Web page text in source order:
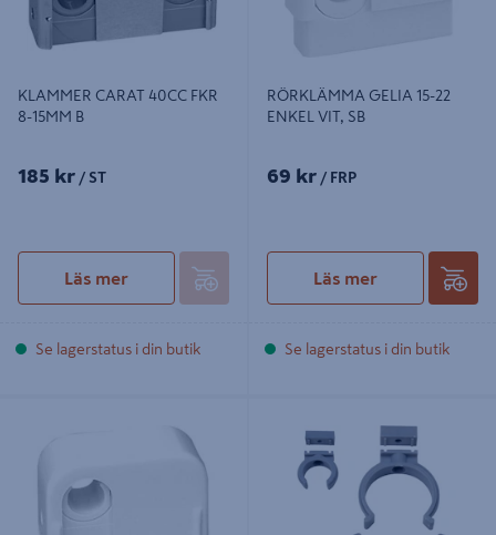
KLAMMER CARAT 40CC FKR
8-15MM B
185 kr / ST
Läs mer
Se lagerstatus i din butik
RÖRKLÄMMA GELIA 15-22
ENKEL VIT, SB
69 kr / FRP
Läs mer
Se lagerstatus i din butik